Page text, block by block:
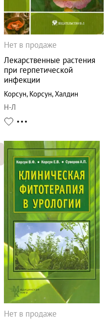
Нет в продаже
Лекарственные растения
при герпетической
инфекции
Корсун, Корсун,Халдин
Н-Л
Нет в продаже